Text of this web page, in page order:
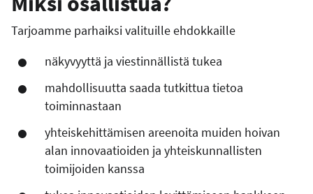
Tarjoamme parhaiksi valituille ehdokkaille
näkyvyyttä ja viestinnällistä tukea
mahdollisuutta saada tutkittua tietoa
toiminnastaan
yhteiskehittämisen areenoita muiden hoivan
alan innovaatioiden ja yhteiskunnallisten
toimijoiden kanssa